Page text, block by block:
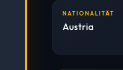
NATIONALITÄT
Austria